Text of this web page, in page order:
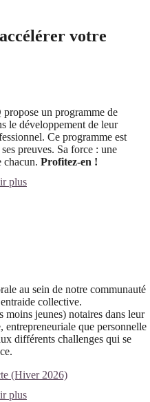
votre
un programme de
le développement de leur
Ce programme est
preuves. Sa force : une
chacun. Profitez-en !
plus
au sein de notre communauté
collective.
moins jeunes) notaires dans leur
entrepreneuriale que personnelle
différents challenges qui se
(Hiver 2026)
plus